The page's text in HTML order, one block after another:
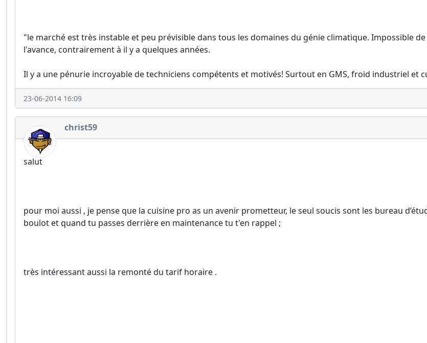
"le marché est très instable et peu prévisible dans tous les domaines du génie climatique. Impossible
l'avance, contrairement à il y a quelques années.
Il y a une pénurie incroyable de techniciens compétents et motivés! Surtout en GMS, froid industriel et
23-06-2014 16:09
christ59
salut
pour moi aussi , je pense que la cuisine pro as un avenir prometteur, le seul soucis sont les bureau
boulot et quand tu passes derrière en maintenance tu t'en rappel ;
très intéressant aussi la remonté du tarif horaire .